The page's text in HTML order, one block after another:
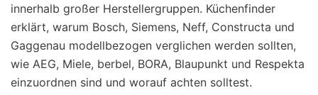
innerhalb großer Herstellergruppen. Küchenfinder
erklärt, warum Bosch, Siemens, Neff, Constructa und
Gaggenau modellbezogen verglichen werden sollten,
wie AEG, Miele, berbel, BORA, Blaupunkt und Respekta
einzuordnen sind und worauf achten solltest.